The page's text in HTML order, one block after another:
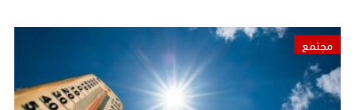
مجتمع